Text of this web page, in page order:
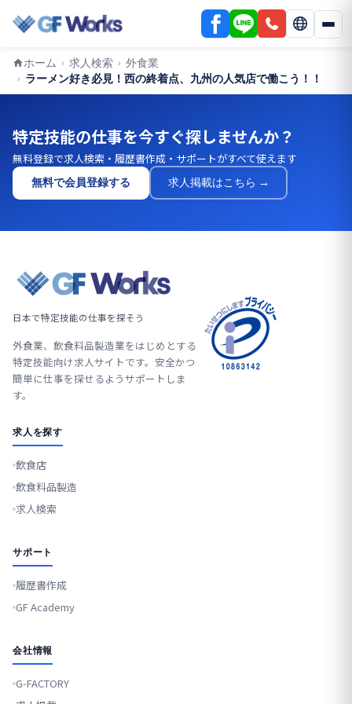
ホーム › 求人検索 › 外食業
› ラーメン好き必見！西の終着点、九州の人気店で働こう！！
特定技能の仕事を今すぐ探しませんか？
無料登録で求人検索・履歴書作成・サポートがすべて使えます
無料で会員登録する 求人掲載はこちら →
日本で特定技能の仕事を探そう
外食業、飲食料品製造業をはじめとする
特定技能向け求人サイトです。安全かつ
簡単に仕事を探せるようサポートしま
す。
求人を探す
飲食店
飲食料品製造
求人検索
サポート
履歴書作成
GF Academy
会社情報
G-FACTORY